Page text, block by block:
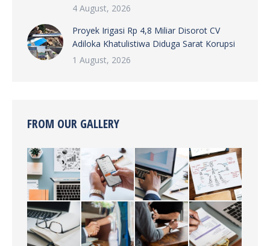
4 August, 2026
Proyek Irigasi Rp 4,8 Miliar Disorot CV
Adiloka Khatulistiwa Diduga Sarat Korupsi
1 August, 2026
FROM OUR GALLERY